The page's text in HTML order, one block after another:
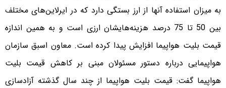
به میزان استفاده آنها از ارز بستگی دارد که در ایرلاین‌های مختلف
بین 50 تا 75 درصد هزینه‌هایشان ارزی است و به همین اندازه
قیمت بلیت هواپیما افزایش پیدا کرده است. معاون اسبق سازمان
هواپیمایی درباره دستور مسئولان مبنی بر کاهش قیمت بلیت
هواپیما گفت: قیمت بلیت هواپیما از چند سال گذشته آزادسازی